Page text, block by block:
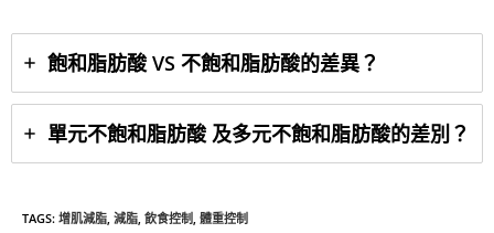
飽和脂肪酸 VS 不飽和脂肪酸的差異？
單元不飽和脂肪酸 及多元不飽和脂肪酸的差別？
TAGS: 增肌減脂, 減脂, 飲食控制, 體重控制